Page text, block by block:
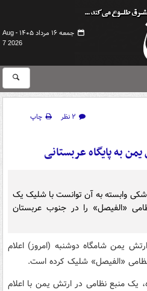
جمعه ۱۶ مرداد ۱۴۰۵ -
Aug
7 2026
۲ نظر
چاپ
به پایگاه عربستانی
وابسته به آن توانست با شلیک یک
«الفیصل» را در جنوب عربستان
یمن شامگاه دوشنبه (امروز) اعلام
«الفیصل» شلیک کرده است.
یک منبع نظامی در ارتش یمن با اعلام